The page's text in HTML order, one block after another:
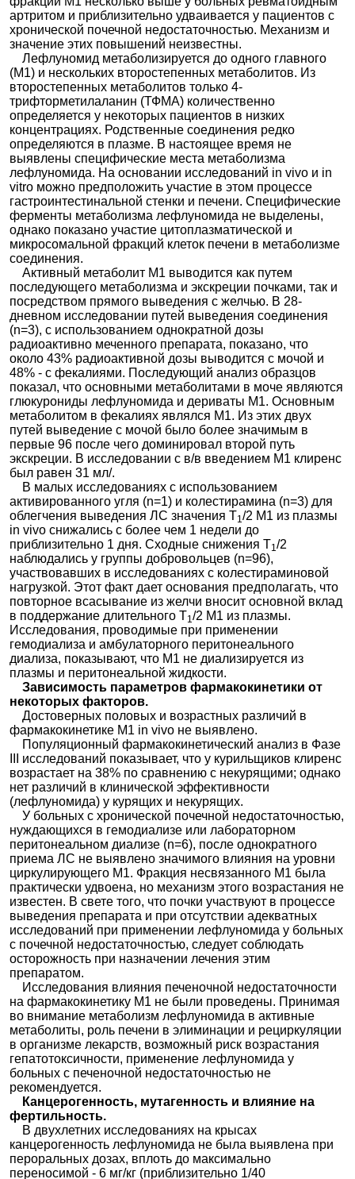
артритом и приблизительно удваивается у пациентов с
хронической почечной недостаточностью. Механизм и
значение этих повышений неизвестны.
Лефлуномид метаболизируется до одного главного
(М1) и нескольких второстепенных метаболитов. Из
второстепенных метаболитов только 4-
трифторметилаланин (ТФМА) количественно
определяется у некоторых пациентов в низких
концентрациях. Родственные соединения редко
определяются в плазме. В настоящее время не
выявлены специфические места метаболизма
лефлуномида. На основании исследований in vivo и in
vitro можно предположить участие в этом процессе
гастроинтестинальной стенки и печени. Специфические
ферменты метаболизма лефлуномида не выделены,
однако показано участие цитоплазматической и
микросомальной фракций клеток печени в метаболизме
соединения.
Активный метаболит М1 выводится как путем
последующего метаболизма и экскреции почками, так и
посредством прямого выведения с желчью. В 28-
дневном исследовании путей выведения соединения
(n=3), с использованием однократной дозы
радиоактивно меченного препарата, показано, что
около 43% радиоактивной дозы выводится с мочой и
48% - с фекалиями. Последующий анализ образцов
показал, что основными метаболитами в моче являются
глюкурониды лефлуномида и дериваты М1. Основным
метаболитом в фекалиях являлся М1. Из этих двух
путей выведение с мочой было более значимым в
первые 96 после чего доминировал второй путь
экскреции. В исследовании с в/в введением М1 клиренс
был равен 31 мл/.
В малых исследованиях с использованием
активированного угля (n=1) и колестирамина (n=3) для
облегчения выведения ЛС значения Т1/2 М1 из плазмы
in vivo снижались с более чем 1 недели до
приблизительно 1 дня. Сходные снижения Т1/2
наблюдались у группы добровольцев (n=96),
участвовавших в исследованиях с колестираминовой
нагрузкой. Этот факт дает основания предполагать, что
повторное всасывание из желчи вносит основной вклад
в поддержание длительного Т1/2 М1 из плазмы.
Исследования, проводимые при применении
гемодиализа и амбулаторного перитонеального
диализа, показывают, что М1 не диализируется из
плазмы и перитонеальной жидкости.
Зависимость параметров фармакокинетики от
некоторых факторов.
Достоверных половых и возрастных различий в
фармакокинетике М1 in vivo не выявлено.
Популяционный фармакокинетический анализ в Фазе
III исследований показывает, что у курильщиков клиренс
возрастает на 38% по сравнению с некурящими; однако
нет различий в клинической эффективности
(лефлуномида) у курящих и некурящих.
У больных с хронической почечной недостаточностью,
нуждающихся в гемодиализе или лабораторном
перитонеальном диализе (n=6), после однократного
приема ЛС не выявлено значимого влияния на уровни
циркулирующего М1. Фракция несвязанного М1 была
практически удвоена, но механизм этого возрастания не
известен. В свете того, что почки участвуют в процессе
выведения препарата и при отсутствии адекватных
исследований при применении лефлуномида у больных
с почечной недостаточностью, следует соблюдать
осторожность при назначении лечения этим
препаратом.
Исследования влияния печеночной недостаточности
на фармакокинетику М1 не были проведены. Принимая
во внимание метаболизм лефлуномида в активные
метаболиты, роль печени в элиминации и рециркуляции
в организме лекарств, возможный риск возрастания
гепатотоксичности, применение лефлуномида у
больных с печеночной недостаточностью не
рекомендуется.
Канцерогенность, мутагенность и влияние на
фертильность.
В двухлетних исследованиях на крысах
канцерогенность лефлуномида не была выявлена при
пероральных дозах, вплоть до максимально
переносимой - 6 мг/кг (приблизительно 1/40